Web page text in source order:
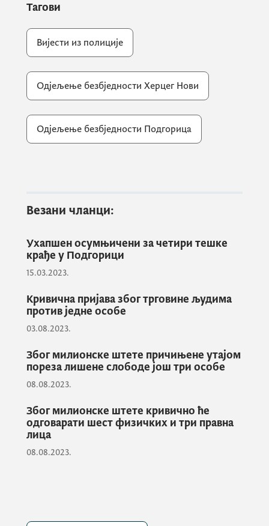
Такође, сумњичи се и за два разбојништва
у Херцег Новом, извршена у јануару на
штету једног малопродајног објекта у
Кумбору.
из пословнице Поште отуђио 1.500 еура.
Идентификован је, лишен слободе и данас
ће бити приведен поступајућим
сумње да је извршио кривична дјела
разбојништво и одузимање возила.
Возила су пронађена и враћена
власницима.
Тагови
Вијести из полиције
Одјељење безбједности Херцег Нови
Одјељење безбједности Подгорица
Везани чланци:
Ухапшен осумњичени за четири тешке
крађе у Подгорици
15.03.2023.
Кривична пријава због трговине људима
против једне особе
03.08.2023.
Због милионске штете причињене утајом
пореза лишене слободе још три особе
08.08.2023.
Због милионске штете кривично ће
одговарати шест физичких и три правна
лица
08.08.2023.